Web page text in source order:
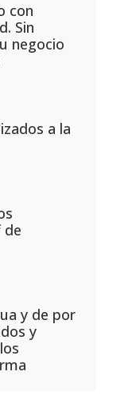
con
Sin
negocio
a la
de
y de por
y